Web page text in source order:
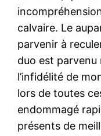
calvaire. Le
parvenir à
duo est parvenu
l’infidélité de
lors de toutes
endommagé
présents de